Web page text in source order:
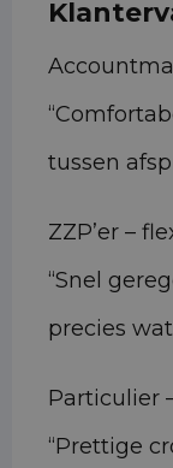
tussen
ZZP’er –
“Snel
precies
Particulier
“Prettige